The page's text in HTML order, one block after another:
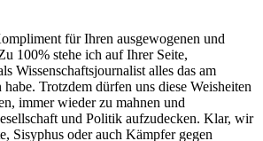
für Ihren ausgewogenen und
100% stehe ich auf Ihrer Seite,
Wissenschaftsjournalist alles das am
Trotzdem dürfen uns diese Weisheiten
immer wieder zu mahnen und
und Politik aufzudecken. Klar, wir
Sisyphus oder auch Kämpfer gegen